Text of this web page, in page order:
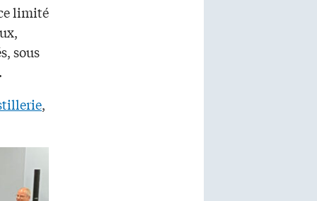
limité
sous
,